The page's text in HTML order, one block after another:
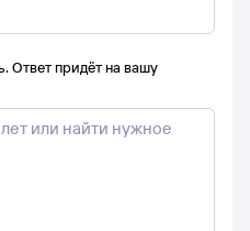
Ответ придёт на вашу